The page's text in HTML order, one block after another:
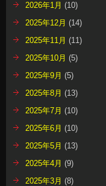
2026年1月 (10)
2025年12月 (14)
2025年11月 (11)
2025年10月 (5)
2025年9月 (5)
2025年8月 (13)
2025年7月 (10)
2025年6月 (10)
2025年5月 (13)
2025年4月 (9)
2025年3月 (8)